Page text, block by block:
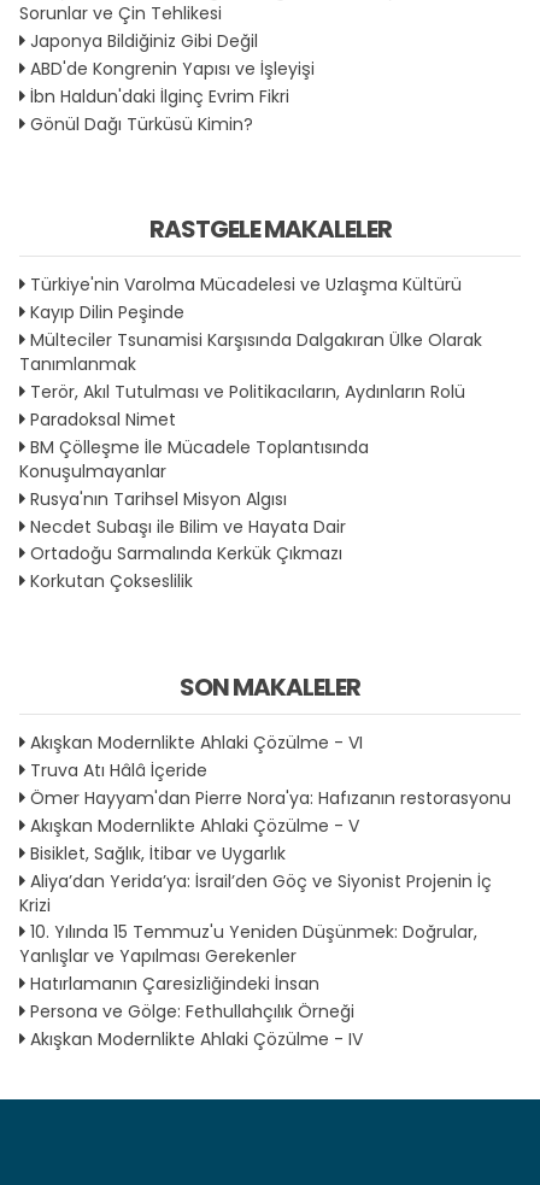
Sorunlar ve Çin Tehlikesi
Japonya Bildiğiniz Gibi Değil
ABD'de Kongrenin Yapısı ve İşleyişi
İbn Haldun'daki İlginç Evrim Fikri
Gönül Dağı Türküsü Kimin?
RASTGELE MAKALELER
Türkiye'nin Varolma Mücadelesi ve Uzlaşma Kültürü
Kayıp Dilin Peşinde
Mülteciler Tsunamisi Karşısında Dalgakıran Ülke Olarak
Tanımlanmak
Terör, Akıl Tutulması ve Politikacıların, Aydınların Rolü
Paradoksal Nimet
BM Çölleşme İle Mücadele Toplantısında
Konuşulmayanlar
Rusya'nın Tarihsel Misyon Algısı
Necdet Subaşı ile Bilim ve Hayata Dair
Ortadoğu Sarmalında Kerkük Çıkmazı
Korkutan Çokseslilik
SON MAKALELER
Akışkan Modernlikte Ahlaki Çözülme - VI
Truva Atı Hâlâ İçeride
Ömer Hayyam'dan Pierre Nora'ya: Hafızanın restorasyonu
Akışkan Modernlikte Ahlaki Çözülme - V
Bisiklet, Sağlık, İtibar ve Uygarlık
Aliya’dan Yerida’ya: İsrail’den Göç ve Siyonist Projenin İç
Krizi
10. Yılında 15 Temmuz'u Yeniden Düşünmek: Doğrular,
Yanlışlar ve Yapılması Gerekenler
Hatırlamanın Çaresizliğindeki İnsan
Persona ve Gölge: Fethullahçılık Örneği
Akışkan Modernlikte Ahlaki Çözülme - IV